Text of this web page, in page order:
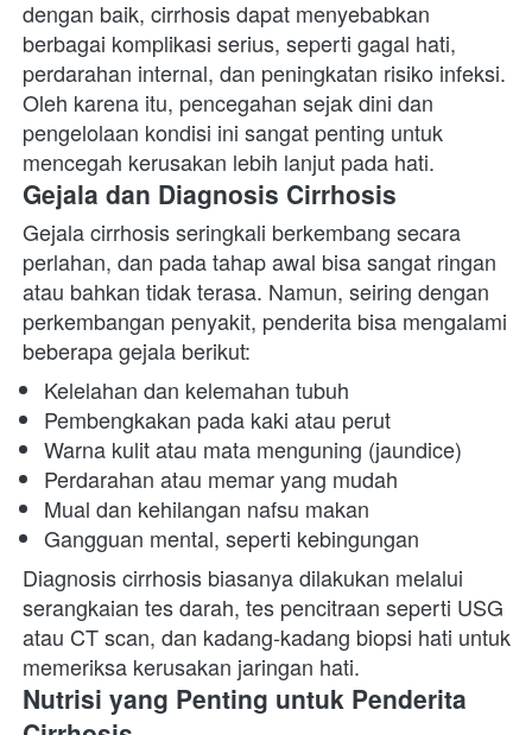
dengan baik, cirrhosis dapat menyebabkan
berbagai komplikasi serius, seperti gagal hati,
perdarahan internal, dan peningkatan risiko infeksi.
Oleh karena itu, pencegahan sejak dini dan
pengelolaan kondisi ini sangat penting untuk
mencegah kerusakan lebih lanjut pada hati.
Gejala dan Diagnosis Cirrhosis
Gejala cirrhosis seringkali berkembang secara
perlahan, dan pada tahap awal bisa sangat ringan
atau bahkan tidak terasa. Namun, seiring dengan
perkembangan penyakit, penderita bisa mengalami
beberapa gejala berikut:
Kelelahan dan kelemahan tubuh
Pembengkakan pada kaki atau perut
Warna kulit atau mata menguning (jaundice)
Perdarahan atau memar yang mudah
Mual dan kehilangan nafsu makan
Gangguan mental, seperti kebingungan
Diagnosis cirrhosis biasanya dilakukan melalui
serangkaian tes darah, tes pencitraan seperti USG
atau CT scan, dan kadang-kadang biopsi hati untuk
memeriksa kerusakan jaringan hati.
Nutrisi yang Penting untuk Penderita